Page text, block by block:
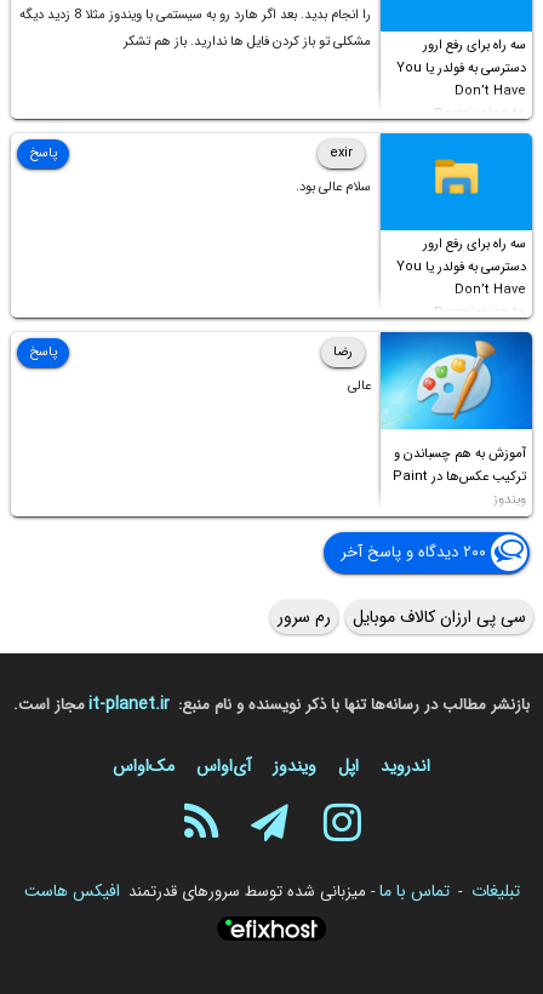
سه راه برای رفع ارور
دسترسی به فولدر یا You
Don’t Have
Permission to
Access this folder
را انجام بدید. بعد اگر هارد رو به سیستمی با ویندوز مثلا 8 زدید دیگه
مشکلی تو باز کردن فایل ها ندارید. باز هم تشکر
سه راه برای رفع ارور
دسترسی به فولدر یا You
Don’t Have
Permission to
Access this folder
exir
سلام عالی بود.
پاسخ
آموزش به هم چسباندن و
ترکیب عکس‌ها در Paint
ویندوز
رضا
عالی
پاسخ
۲۰۰ دیدگاه و پاسخ آخر
سی پی ارزان کالاف موبایل رم سرور
بازنشر مطالب در رسانه‌ها تنها با ذکر نویسنده و نام منبع: it-planet.irمجاز است.
اندروید اپل ویندوز آی‌او‌اس مک‌او‌اس
تبلیغات - تماس با ما- میزبانی شده توسط سرورهای قدرتمند افیکس هاست